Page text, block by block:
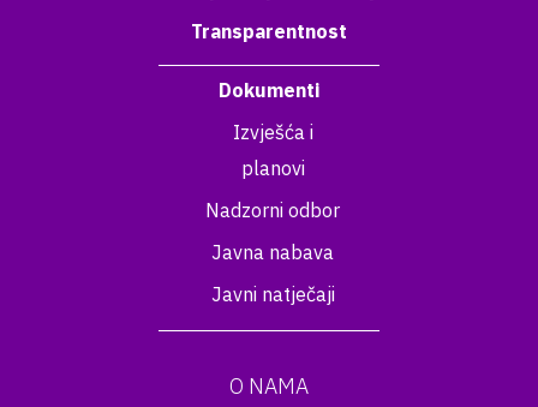
Transparentnost
Dokumenti
Izvješća i
planovi
Nadzorni odbor
Javna nabava
Javni natječaji
O NAMA